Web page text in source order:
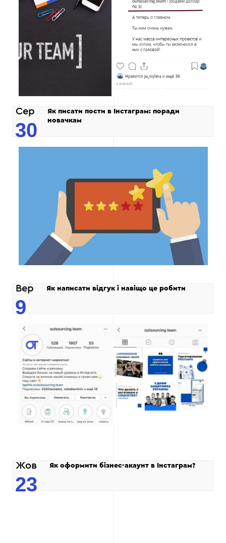
Сер
30
Як писати пости в Інстаграм: поради
новачкам
Вер
9
Як написати відгук і навіщо це робити
Жов
23
Як оформити бізнес-акаунт в Інстаграм?